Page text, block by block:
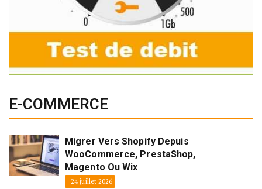
E-COMMERCE
Migrer Vers Shopify Depuis
WooCommerce, PrestaShop,
Magento Ou Wix
24 juillet 2026